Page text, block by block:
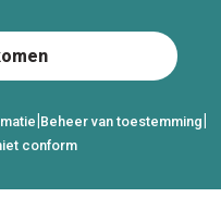
|Beheer van toestemming|
conform